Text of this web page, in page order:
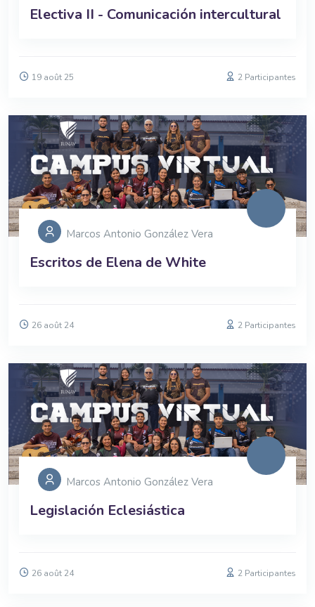
Electiva II - Comunicación intercultural
19 août 25 2 Participantes
Marcos Antonio González Vera
Escritos de Elena de White
26 août 24 2 Participantes
Marcos Antonio González Vera
Legislación Eclesiástica
26 août 24 2 Participantes